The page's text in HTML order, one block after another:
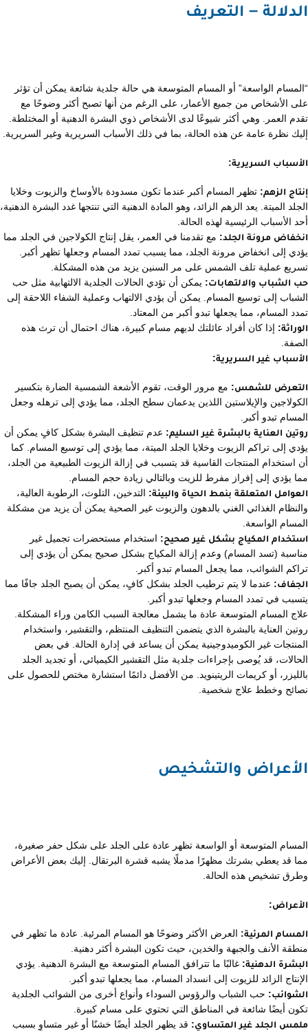
الدلالة – التعريف
“المسام الواسعة” أو المسام المتوسعة هي حالة جلدية شائعة يمكن أن تؤثر
على الأشخاص من جميع الأعمار، على الرغم من أنها تصبح أكثر وضوحًا مع
تقدم العمر. وهي أكثر شيوعًا لدى الأشخاص ذوي البشرة الدهنية أو المختلطة.
إليك نظرة عامة عن هذه الحالة، بما في ذلك الأسباب السريرية وغير السريرية.
الأسباب السريرية:
إنتاج الزهم: تظهر المسام أكبر عندما تكون مسدودة بالأوساخ والزيوت وخلايا
الجلد الميتة. يعد الزهم الزائد، وهو المادة الدهنية التي تنتجها غدد البشرة الدهنية،
أحد الأسباب الرئيسية لهذه الحالة.
انخفاض مرونة الجلد: مع تقدمنا في العمر، يقل إنتاج الكولاجين في الجلد مما
يؤدي إلى انخفاض مرونة الجلد، مما يسبب تمدد المسام وجعلها تظهر أكبر.
تسريع عملية تلف الشمس على مر السنين يزيد من هذه المشكلة.
حب الشباب والالتهابات: يمكن أن تؤدي الحالات الجلدية الالتهابية مثل حب
الشباب إلى توسيع المسام. يمكن أن يؤدي الالتهاب وعملية الشفاء اللاحقة إلى
تمدد المسام، مما يجعلها تبدو أكبر من المعتاد.
الوراثة: إذا كان أفراد عائلتك لديهم مسام كبيرة، هناك احتمال أن ترث هذه
الصفة.
الأسباب غير السريرية:
التعرض للشمس: مع مرور الوقت، تقوم الأشعة الشمسية الضارة بتكسير
الكولاجين والإيلاستين اللذين يدعمان سطح الجلد، مما يؤدي إلى ترهله وجعل
المسام تبدو أكبر.
روتين العناية بالبشرة غير السليم: عدم تنظيف البشرة بشكل كافٍ يمكن أن
يؤدي إلى تراكم الزيوت وخلايا الجلد الميتة، مما يؤدي إلى توسيع المسام. كما
أن استخدام المنتجات القاسية قد يتسبب في إزالة الزيوت الطبيعية من الجلد،
مما يؤدي إلى إفراز مفرط للزيت وبالتالي زيادة حجم المسام.
العوامل المتعلقة بنمط الحياة والبيئة: التدخين، التلوث، الرطوبة العالية،
والنظام الغذائي الغني بالدهون والزيوت غير الصحية يمكن أن يزيد من مشكلة
المسام الواسعة.
استخدام المكياج بشكل غير صحيح: استخدام مستحضرات تجميل غير
مناسبة (تسد المسام) وعدم إزالة المكياج بشكل صحيح يمكن أن يؤدي إلى
تراكم الشوائب، مما يجعل المسام تبدو أكبر.
الجفاف: عندما لا يتم ترطيب الجلد بشكل كافٍ، يمكن أن يصبح الجلد جافًا مما
يتسبب في تمدد المسام وجعلها تبدو أكبر.
علاج المسام المتوسعة عادة ما يشمل معالجة السبب الكامن وراء المشكلة.
روتين العناية بالبشرة الذي يتضمن التنظيف المنتظم، والتقشير، واستخدام
المنتجات غير الكوميدوجينية يمكن أن يساعد في إدارة الحالة. في بعض
الحالات، قد يُوصى بإجراءات جلدية مثل التقشير الكيميائي، أو تجديد الجلد
بالليزر، أو كريمات الريتينويد. من الأفضل دائمًا استشارة مختص للحصول على
نصائح وخطط علاج شخصية.
الأعراض والتشخيص
المسام المتوسعة أو الواسعة تظهر عادة على الجلد على شكل حفر صغيرة،
مما قد يعطي بشرتك مظهرًا مدملًا يشبه قشرة البرتقال. إليك بعض الأعراض
وطرق تشخيص هذه الحالة.
الأعراض:
المسام المرئية: العرض الأكثر وضوحًا هو المسام المرئية. عادة ما تظهر في
منطقة الأنف والجبهة والخدين، حيث تكون البشرة أكثر دهنية.
البشرة الدهنية: غالبًا ما تترافق المسام المتوسعة مع البشرة الدهنية. يؤدي
الإنتاج الزائد للزيوت إلى انسداد المسام، مما يجعلها تبدو أكبر.
الشوائب: حب الشباب والرؤوس السوداء وأنواع أخرى من الشوائب الجلدية
تكون أيضًا شائعة في المناطق التي تحتوي على مسام كبيرة.
ملمس الجلد غير المتساوي: قد يظهر الجلد أيضًا خشنًا أو غير متساوٍ بسبب